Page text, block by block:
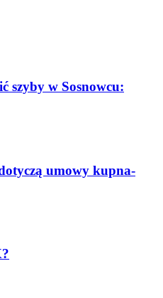
szyby w Sosnowcu:
umowy kupna-